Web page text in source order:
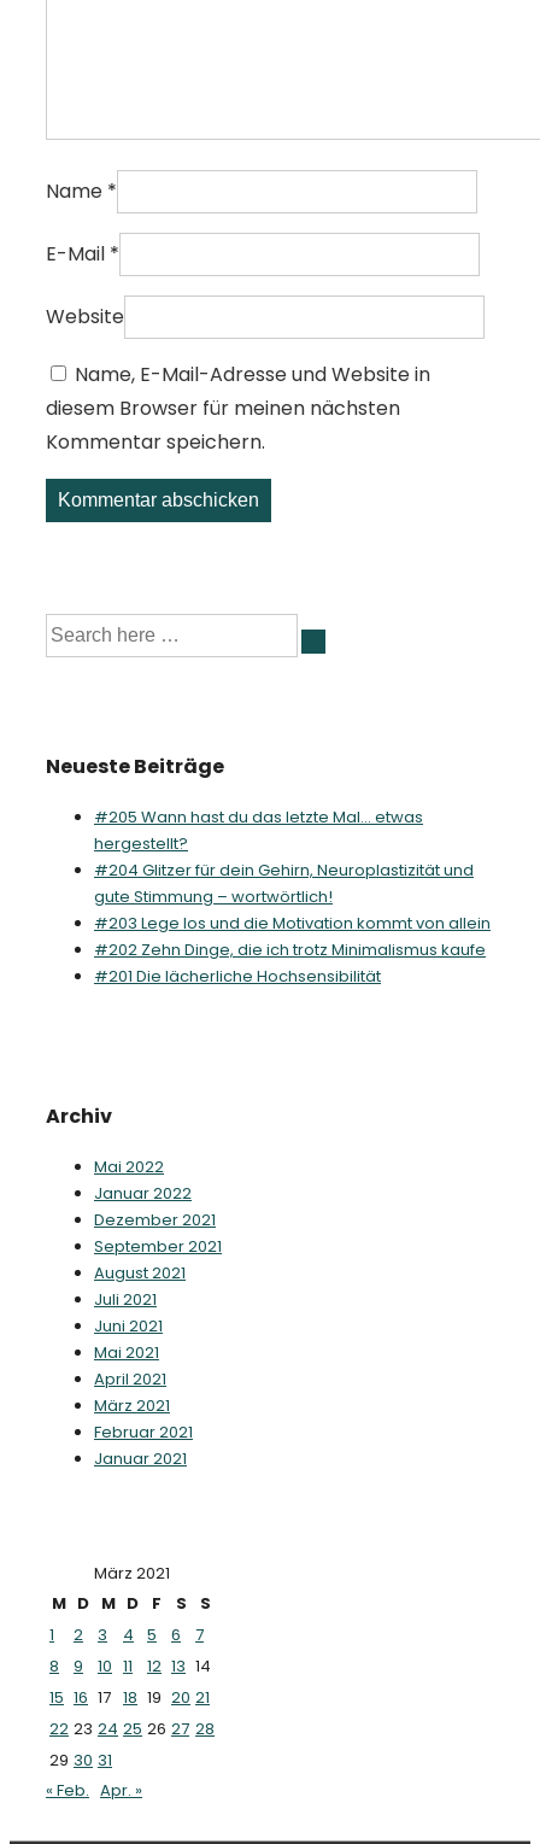
Name *
E-Mail *
Website
Name, E-Mail-Adresse und Website in
diesem Browser für meinen nächsten
Kommentar speichern.
Suche
nach:
Neueste Beiträge
#205 Wann hast du das letzte Mal… etwas
hergestellt?
#204 Glitzer für dein Gehirn, Neuroplastizität und
gute Stimmung – wortwörtlich!
#203 Lege los und die Motivation kommt von allein
#202 Zehn Dinge, die ich trotz Minimalismus kaufe
#201 Die lächerliche Hochsensibilität
Archiv
Mai 2022
Januar 2022
Dezember 2021
September 2021
August 2021
Juli 2021
Juni 2021
Mai 2021
April 2021
März 2021
Februar 2021
Januar 2021
März 2021
M D M D F S
S
1
2 3 4 5 6
7
8
9 10 11 12 13 14
15 16 17 18 19 20 21
22 23 24 25 26 27 28
29 30 31
« Feb. Apr. »